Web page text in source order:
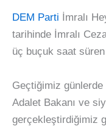
DEM Parti İmralı
tarihinde İmralı
üç buçuk saat
Geçtiğimiz günlerde
Adalet Bakanı ve
gerçekleştirdiğimiz